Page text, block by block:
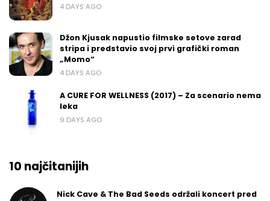
4 DAYS AGO
Džon Kjusak napustio filmske setove zarad
stripa i predstavio svoj prvi grafički roman
„Momo“
4 DAYS AGO
A CURE FOR WELLNESS (2017) – Za scenario nema
leka
9 DAYS AGO
10 najčitanijih
Nick Cave & The Bad Seeds održali koncert pred